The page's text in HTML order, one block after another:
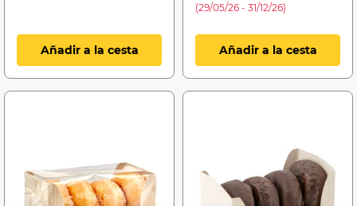
Añadir a la cesta
(29/05/26 - 31/12/26)
Añadir a la cesta